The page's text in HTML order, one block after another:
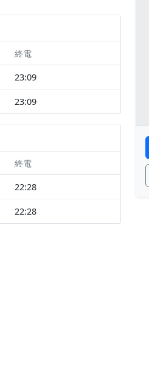
終電
23:09
23:09
終電
22:28
22:28